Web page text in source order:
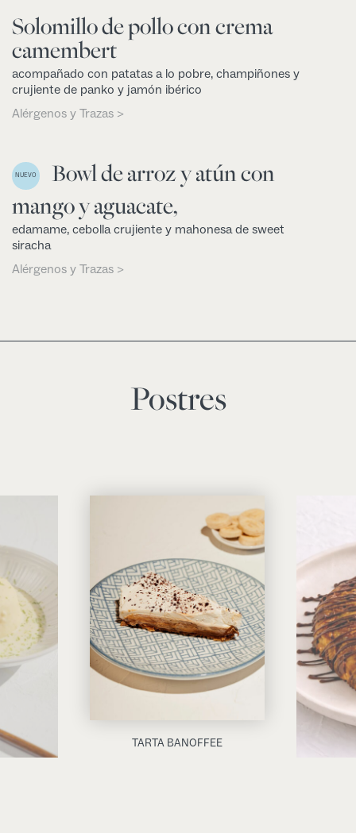
Solomillo de pollo con crema
camembert
acompañado con patatas a lo pobre, champiñones y
crujiente de panko y jamón ibérico
Alérgenos y Trazas >
NUEVO
Bowl de arroz y atún con
mango y aguacate,
edamame, cebolla crujiente y mahonesa de sweet
siracha
Alérgenos y Trazas >
Postres
TARTA BANOFFEE